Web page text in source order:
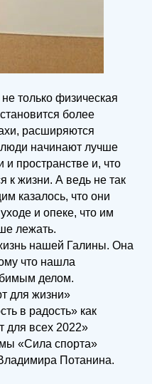
только физическая
более
расширяются
начинают лучше
пространстве и, что
к жизни. А ведь не так
казалось, что они
и опеке, что им
лежать.
нашей Галины. Она
что нашла
делом.
для жизни»
в радость» как
для всех 2022»
«Сила спорта»
Потанина.